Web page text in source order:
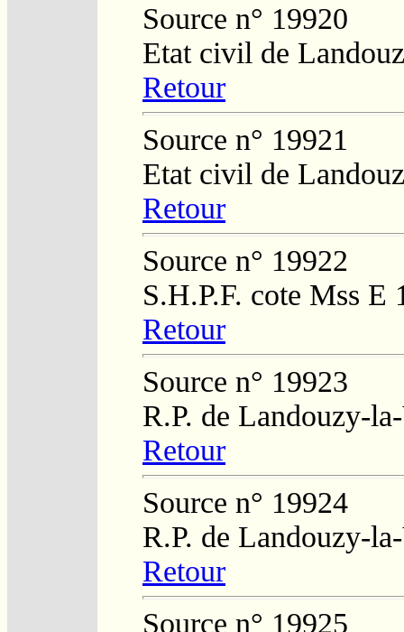
Source n° 19920
Etat civil de
Retour
Source n° 19921
Etat civil de
Retour
Source n° 19922
S.H.P.F. cote Mss E
Retour
Source n° 19923
R.P. de Landouzy-
Retour
Source n° 19924
R.P. de Landouzy-
Retour
Source n° 19925